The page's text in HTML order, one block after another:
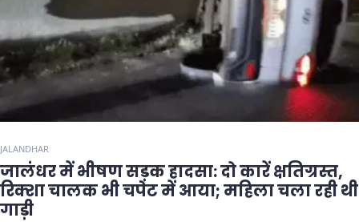
JALANDHAR
जालंधर में भीषण सड़क हादसा: दो कारें क्षतिग्रस्त,
रिक्शा चालक भी चपेट में आया; महिला चला रही थी
गाड़ी